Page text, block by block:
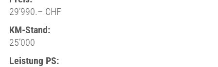
29’990.– CHF
KM-Stand:
25’000
Leistung PS: